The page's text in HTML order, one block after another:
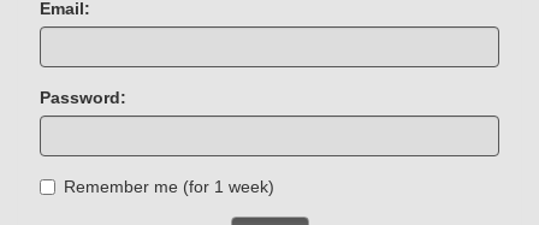
Email:
Password:
Remember me (for 1 week)